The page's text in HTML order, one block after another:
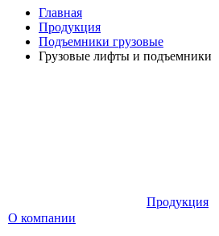
Главная
Продукция
Подъемники грузовые
Грузовые лифты и подъемники
О компании
Продукция